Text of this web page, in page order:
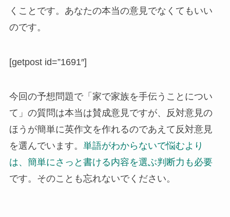
くことです。あなたの本当の意見でなくてもいい
のです。
[getpost id=”1691″]
今回の予想問題で「家で家族を手伝うことについ
て」の質問は本当は賛成意見ですが、反対意見の
ほうが簡単に英作文を作れるのであえて反対意見
を選んでいます。 単語がわからないで悩むより
は、簡単にさっと書ける内容を選ぶ判断力も必要
です。そのことも忘れないでください。